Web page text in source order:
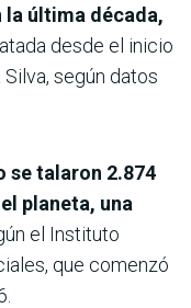
última década,
desde el inicio
según datos
se talaron 2.874
planeta, una
el Instituto
que comenzó